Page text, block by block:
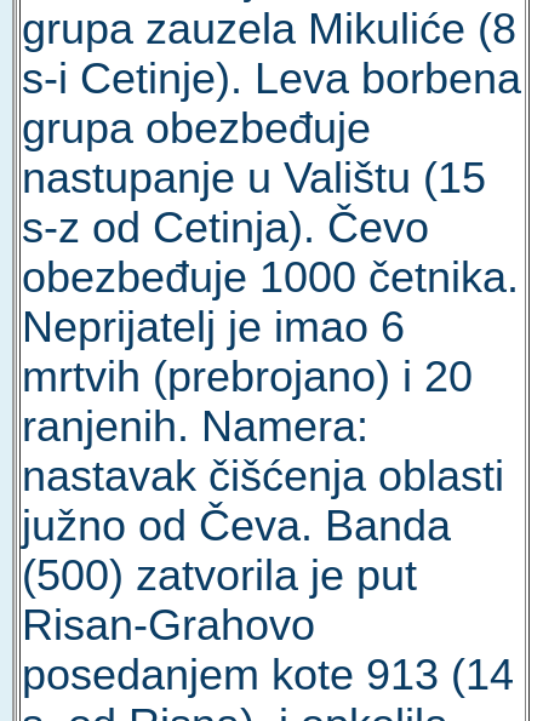
grupa zauzela Mikuliće (8
s-i Cetinje). Leva borbena
grupa obezbeđuje
nastupanje u Valištu (15
s-z od Cetinja). Čevo
obezbeđuje 1000 četnika.
Neprijatelj je imao 6
mrtvih (prebrojano) i 20
ranjenih. Namera:
nastavak čišćenja oblasti
južno od Čeva. Banda
(500) zatvorila je put
Risan-Grahovo
posedanjem kote 913 (14